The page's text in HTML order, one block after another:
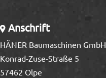
Anschrift
HÄNER Baumaschinen GmbH
Konrad-Zuse-Straße 5
57462 Olpe